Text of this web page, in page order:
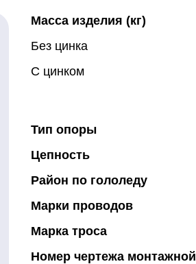
Масса изделия (кг)
Без цинка
С цинком
Тип опоры
Цепность
Район по гололеду
Марки проводов
Марка троса
Номер чертежа монтажной